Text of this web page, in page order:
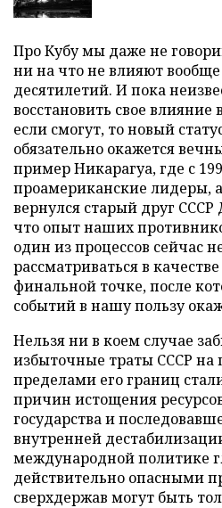
Про Кубу мы даже не
ни на что не влияют
десятилетий. И пока
восстановить свое
если смогут, то новый
обязательно окажется
пример Никарагуа, где с
проамериканские лидеры,
вернулся старый друг СССР
что опыт наших
один из процессов сейчас
рассматриваться в
финальной точке, после
событий в нашу пользу
Нельзя ни в коем случае
избыточные траты СССР на
пределами его границ
причин истощения
государства и
внутренней
международной политике
действительно опасными
сверхдержав могут быть